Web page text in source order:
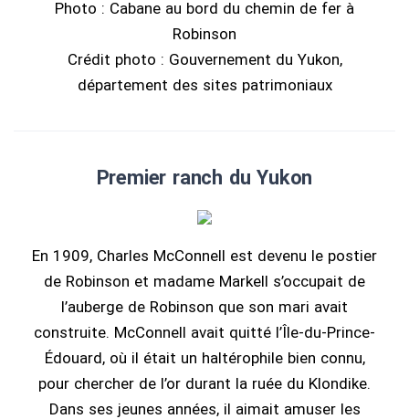
Photo : Cabane au bord du chemin de fer à
Robinson
Crédit photo : Gouvernement du Yukon,
département des sites patrimoniaux
Premier ranch du Yukon
En 1909, Charles McConnell est devenu le postier
de Robinson et madame Markell s’occupait de
l’auberge de Robinson que son mari avait
construite. McConnell avait quitté l’Île-du-Prince-
Édouard, où il était un haltérophile bien connu,
pour chercher de l’or durant la ruée du Klondike.
Dans ses jeunes années, il aimait amuser les